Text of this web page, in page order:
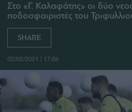
Στο «Γ. Καλαφάτης» οι δύο
ποδοσφαιριστές του
SHARE
02/02/2021 | 17:06